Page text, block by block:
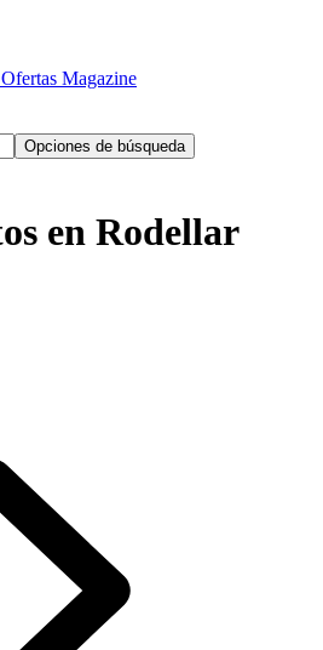
Ofertas Magazine
Opciones de búsqueda
en Rodellar